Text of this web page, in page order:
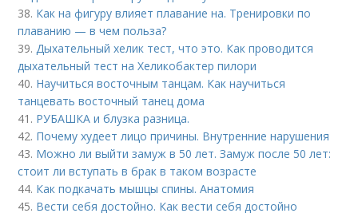
38. Как на фигуру влияет плавание на. Тренировки по
плаванию — в чем польза?
39.Дыхательный хелик тест, что это. Как проводится
дыхательный тест на Хеликобактер пилори
40. Научиться восточным танцам. Как научиться
танцевать восточный танец дома
41. РУБАШКА и блузка разница.
42. Почему худеет лицо причины. Внутренние нарушения
43. Можно ли выйти замуж в 50 лет. Замуж после 50 лет:
стоит ли вступать в брак в таком возрасте
44. Как подкачать мышцы спины. Анатомия
45. Вести себя достойно. Как вести себя достойно